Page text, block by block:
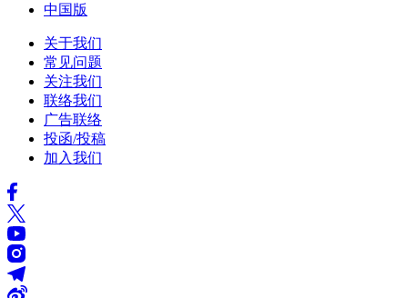
中国版
关于我们
常见问题
关注我们
联络我们
广告联络
投函/投稿
加入我们